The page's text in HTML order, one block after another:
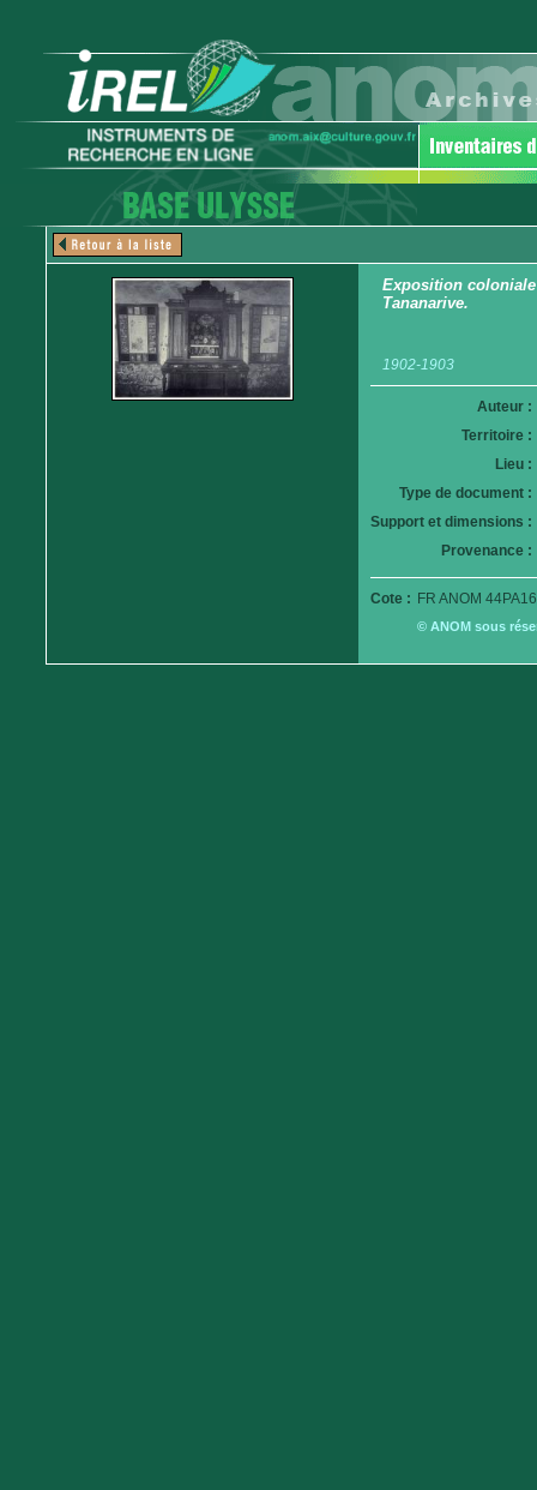
Exposition
Tananarive.
1902-1903
Auteur :
Territoire :
Lieu :
Type de document :
Support et dimensions :
Provenance :
Cote : FR ANOM
© ANOM sous